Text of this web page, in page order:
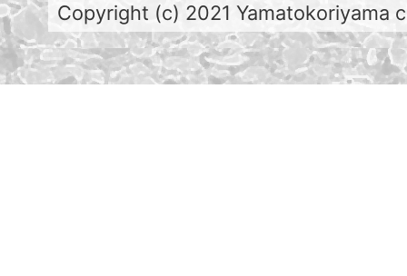
Copyright (c) 2021 Yamatokoriyama